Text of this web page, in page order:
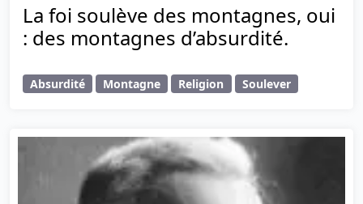
La foi soulève des montagnes, oui
: des montagnes d’absurdité.
Absurdité Montagne Religion Soulever